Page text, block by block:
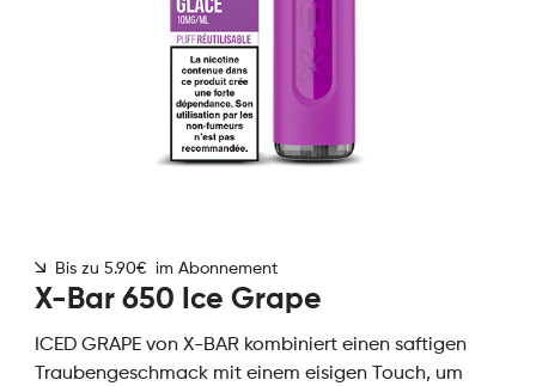
WERDEN SIE X-BAR-GROSSHÄNDLER
Bis zu 5.90€ im Abonnement
X-Bar 650 Ice Grape
ICED GRAPE von X-BAR kombiniert einen saftigen
Traubengeschmack mit einem eisigen Touch, um